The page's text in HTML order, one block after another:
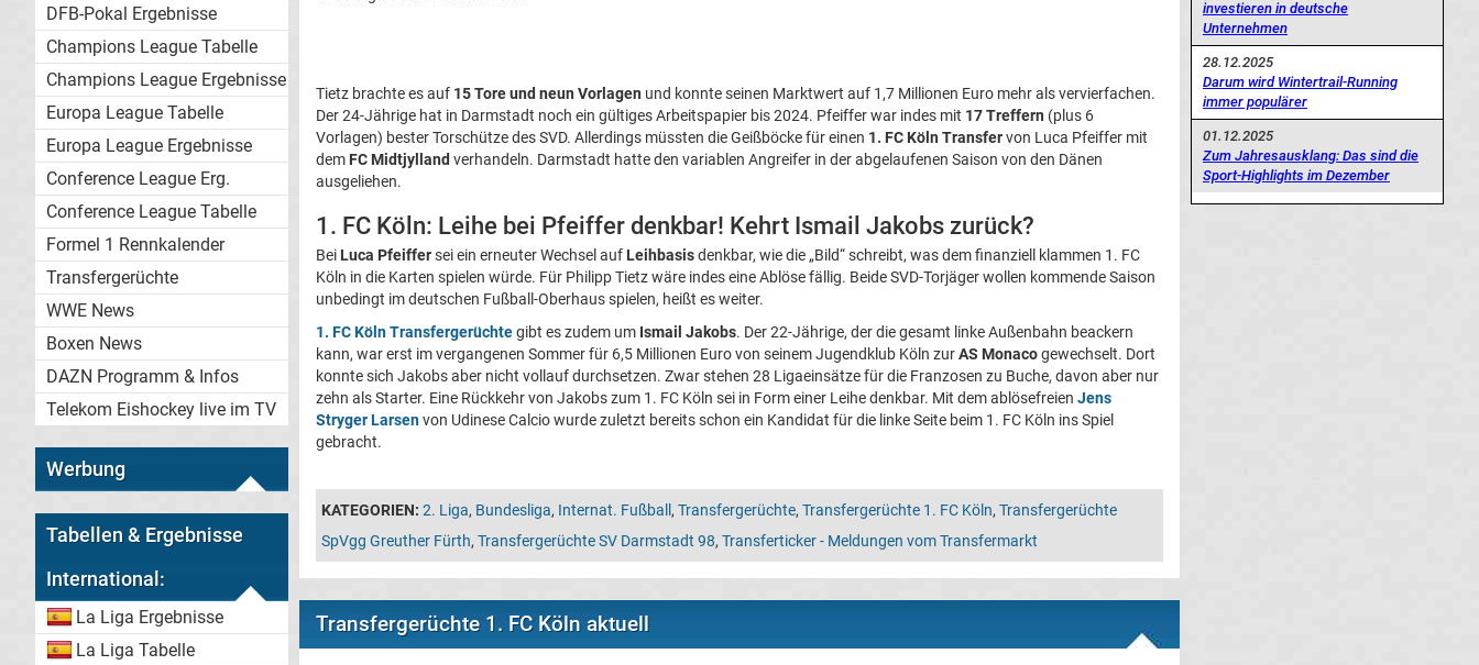
DFB-Pokal Ergebnisse
Champions League Tabelle
Champions League Ergebnisse
Europa League Tabelle
Europa League Ergebnisse
Conference League Erg.
Conference League Tabelle
Formel 1 Rennkalender
Transfergerüchte
WWE News
Boxen News
DAZN Programm & Infos
Telekom Eishockey live im TV
Werbung
Tabellen & Ergebnisse
International:
La Liga Ergebnisse
La Liga Tabelle
Tietz brachte es auf 15 Tore und neun Vorlagen und konnte seinen Marktwert auf 1,7 Millionen Euro mehr als vervierfachen.
Der 24-Jährige hat in Darmstadt noch ein gültiges Arbeitspapier bis 2024. Pfeiffer war indes mit 17 Treffern (plus 6
Vorlagen) bester Torschütze des SVD. Allerdings müssten die Geißböcke für einen 1. FC Köln Transfervon Luca Pfeiffer mit
dem FC Midtjylland verhandeln. Darmstadt hatte den variablen Angreifer in der abgelaufenen Saison von den Dänen
ausgeliehen.
1. FC Köln: Leihe bei Pfeiffer denkbar! Kehrt Ismail Jakobs zurück?
Bei Luca Pfeiffersei ein erneuter Wechsel auf Leihbasisdenkbar, wie die „Bild“ schreibt, was dem finanziell klammen 1. FC
Köln in die Karten spielen würde. Für Philipp Tietz wäre indes eine Ablöse fällig. Beide SVD-Torjäger wollen kommende Saison
unbedingt im deutschen Fußball-Oberhaus spielen, heißt es weiter.
1. FC Köln Transfergerüchtegibt es zudem um Ismail Jakobs. Der 22-Jährige, der die gesamt linke Außenbahn beackern
kann, war erst im vergangenen Sommer für 6,5 Millionen Euro von seinem Jugendklub Köln zurAS Monacogewechselt. Dort
konnte sich Jakobs aber nicht vollauf durchsetzen. Zwar stehen 28 Ligaeinsätze für die Franzosen zu Buche, davon aber nur
zehn als Starter. Eine Rückkehr von Jakobs zum 1. FC Köln sei in Form einer Leihe denkbar. Mit dem ablösefreien Jens
Stryger Larsenvon Udinese Calcio wurde zuletzt bereits schon ein Kandidat für die linke Seite beim 1. FC Köln ins Spiel
gebracht.
KATEGORIEN: 2. Liga, Bundesliga, Internat. Fußball , Transfergerüchte, Transfergerüchte 1. FC Köln, Transfergerüchte
SpVgg Greuther Fürth, Transfergerüchte SV Darmstadt 98, Transferticker - Meldungen vom Transfermarkt
Transfergerüchte 1. FC Köln aktuell
investieren in deutsche
Unternehmen
28.12.2025
Darum wird Wintertrail-Running
immer populärer
01.12.2025
Zum Jahresausklang: Das sind die
Sport-Highlights im Dezember